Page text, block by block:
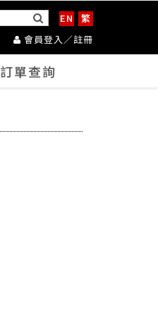
EN
繁
會員登入／註冊
訂單查詢